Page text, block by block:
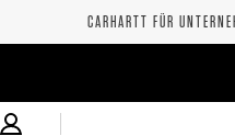
CARHARTT FÜR